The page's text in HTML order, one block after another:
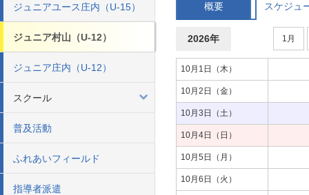
ジュニアユース庄内（U-15）
ジュニア村山（U-12）
ジュニア庄内（U-12）
スクール
普及活動
ふれあいフィールド
指導者派遣
概要 スケジュ
2026年 1月
10月1日（木）
10月2日（金）
10月3日（土）
10月4日（日）
10月5日（月）
10月6日（火）